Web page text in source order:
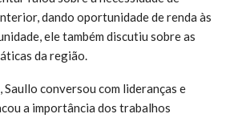
dando oportunidade de renda às
ele também discutiu sobre as
da região.
conversou com lideranças e
a importância dos trabalhos